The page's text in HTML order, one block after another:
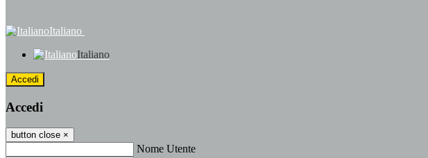
Italiano
Italiano
Accedi
Accedi
button close ×
Nome Utente